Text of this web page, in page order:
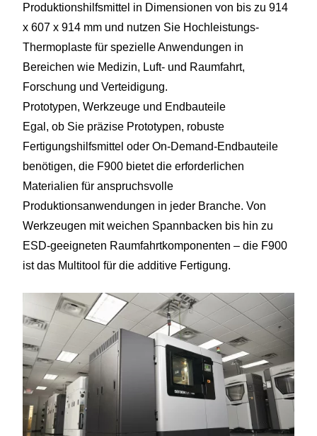
Produktionshilfsmittel in Dimensionen von bis zu 914
x 607 x 914 mm und nutzen Sie Hochleistungs-
Thermoplaste für spezielle Anwendungen in
Bereichen wie Medizin, Luft- und Raumfahrt,
Forschung und Verteidigung.
Prototypen, Werkzeuge und Endbauteile
Egal, ob Sie präzise Prototypen, robuste
Fertigungshilfsmittel oder On-Demand-Endbauteile
benötigen, die F900 bietet die erforderlichen
Materialien für anspruchsvolle
Produktionsanwendungen in jeder Branche. Von
Werkzeugen mit weichen Spannbacken bis hin zu
ESD-geeigneten Raumfahrtkomponenten – die F900
ist das Multitool für die additive Fertigung.